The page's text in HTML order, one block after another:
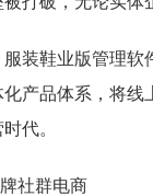
装鞋业版管理
产品体系，将
代。
社群电商